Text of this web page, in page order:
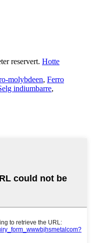
reservert. Hotte
molybdeen, Ferro
indiumbarre,